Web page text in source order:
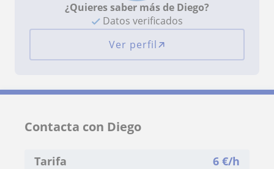
¿Quieres saber más de Diego?
Datos verificados
Ver perfil
Contacta con Diego
Tarifa 6 €/h